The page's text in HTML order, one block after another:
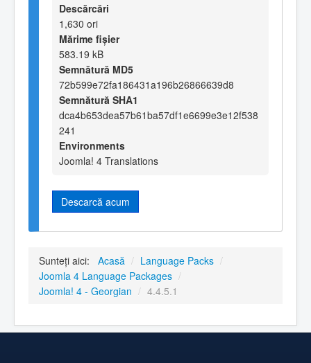
Descărcări
1,630 ori
Mărime fișier
583.19 kB
Semnătură MD5
72b599e72fa186431a196b26866639d8
Semnătură SHA1
dca4b653dea57b61ba57df1e6699e3e12f538
241
Environments
Joomla! 4 Translations
Descarcă acum
Sunteți aici: Acasă / Language Packs /
Joomla 4 Language Packages /
Joomla! 4 - Georgian / 4.4.5.1